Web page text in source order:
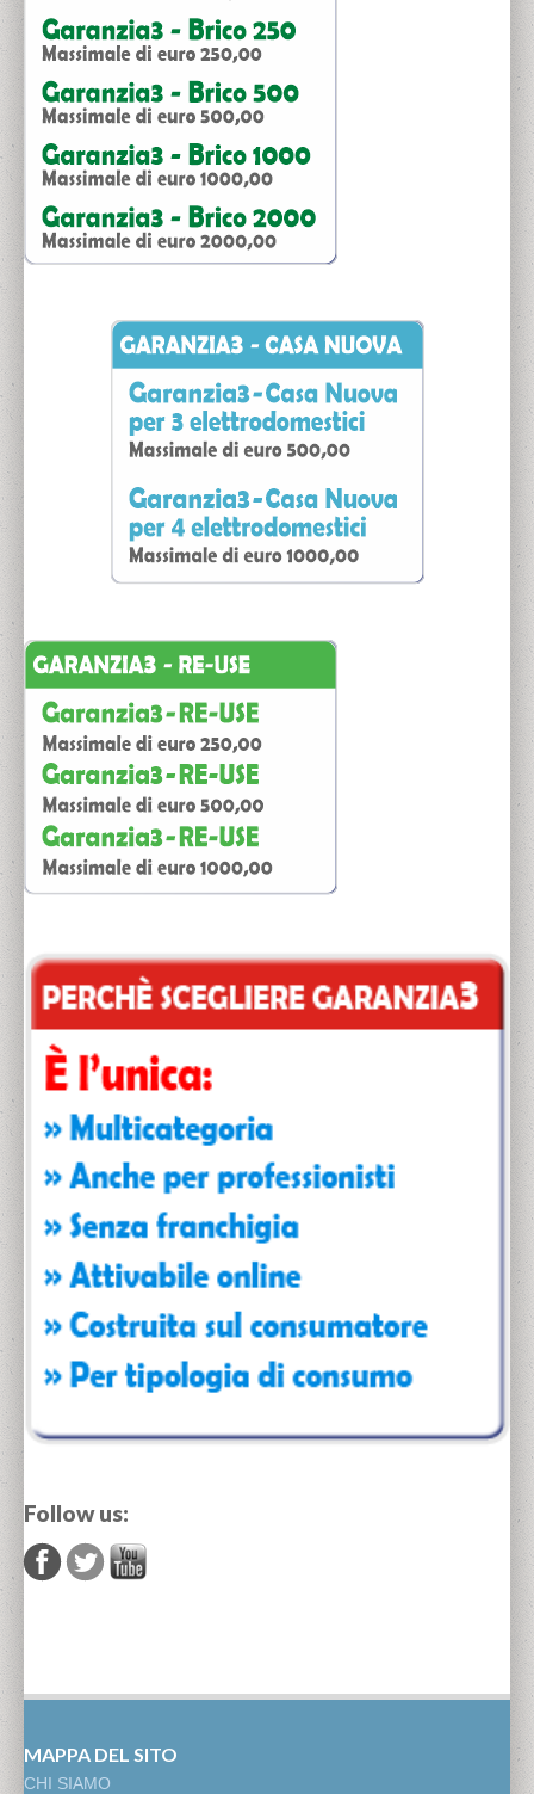
Follow us:
MAPPA DEL SITO
CHI SIAMO